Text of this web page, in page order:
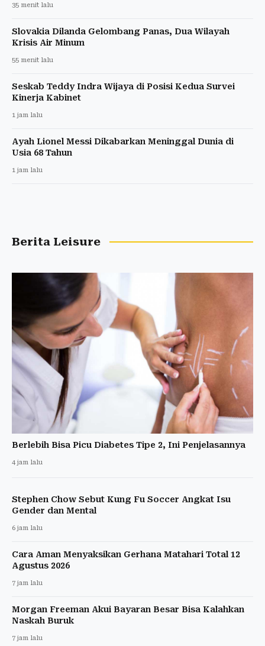
35 menit lalu
Slovakia Dilanda Gelombang Panas, Dua Wilayah
Krisis Air Minum
55 menit lalu
Seskab Teddy Indra Wijaya di Posisi Kedua Survei
Kinerja Kabinet
1 jam lalu
Ayah Lionel Messi Dikabarkan Meninggal Dunia di
Usia 68 Tahun
1 jam lalu
Berita Leisure
Berlebih Bisa Picu Diabetes Tipe 2, Ini Penjelasannya
4 jam lalu
Stephen Chow Sebut Kung Fu Soccer Angkat Isu
Gender dan Mental
6 jam lalu
Cara Aman Menyaksikan Gerhana Matahari Total 12
Agustus 2026
7 jam lalu
Morgan Freeman Akui Bayaran Besar Bisa Kalahkan
Naskah Buruk
7 jam lalu